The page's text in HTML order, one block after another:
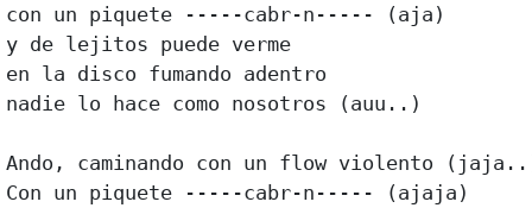
con un piquete -----cabr-n----- (aja)
y de lejitos puede verme
en la disco fumando adentro
nadie lo hace como nosotros (auu..)
Ando, caminando con un flow violento
Con un piquete -----cabr-n----- (ajaja)